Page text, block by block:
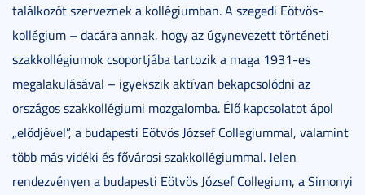
találkozót szerveznek a kollégiumban. A szegedi Eötvös-
kollégium – dacára annak, hogy az úgynevezett történeti
szakkollégiumok csoportjába tartozik a maga 1931-es
megalakulásával – igyekszik aktívan bekapcsolódni az
országos szakkollégiumi mozgalomba. Élő kapcsolatot ápol
„elődjével”, a budapesti Eötvös József Collegiummal, valamint
több más vidéki és fővárosi szakkollégiummal. Jelen
rendezvényen a budapesti Eötvös József Collegium, a Simonyi